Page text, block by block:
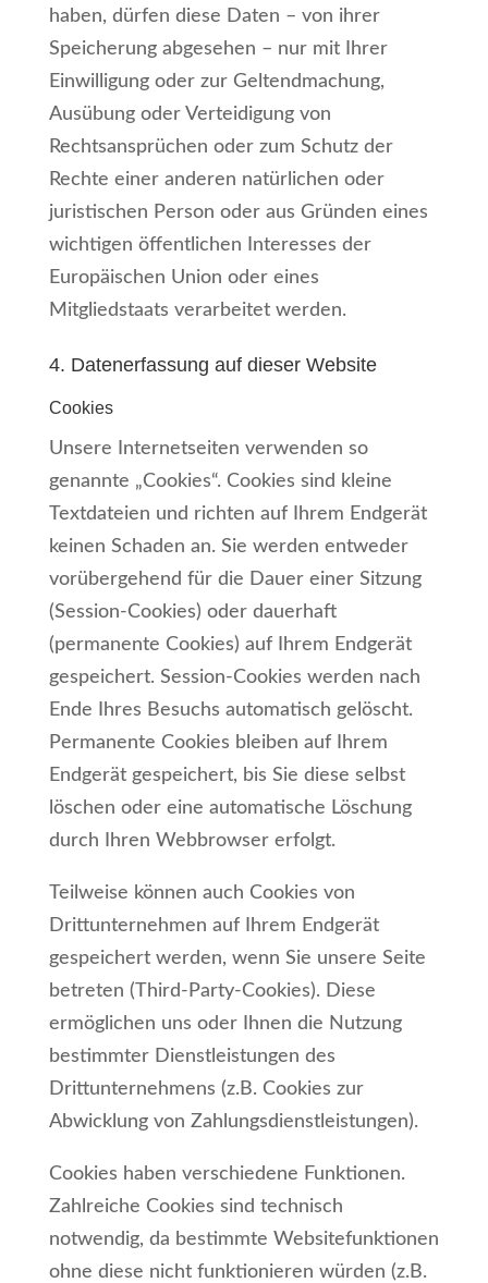
haben, dürfen diese Daten – von ihrer
Speicherung abgesehen – nur mit Ihrer
Einwilligung oder zur Geltendmachung,
Ausübung oder Verteidigung von
Rechtsansprüchen oder zum Schutz der
Rechte einer anderen natürlichen oder
juristischen Person oder aus Gründen eines
wichtigen öffentlichen Interesses der
Europäischen Union oder eines
Mitgliedstaats verarbeitet werden.
4. Datenerfassung auf dieser Website
Cookies
Unsere Internetseiten verwenden so
genannte „Cookies“. Cookies sind kleine
Textdateien und richten auf Ihrem Endgerät
keinen Schaden an. Sie werden entweder
vorübergehend für die Dauer einer Sitzung
(Session-Cookies) oder dauerhaft
(permanente Cookies) auf Ihrem Endgerät
gespeichert. Session-Cookies werden nach
Ende Ihres Besuchs automatisch gelöscht.
Permanente Cookies bleiben auf Ihrem
Endgerät gespeichert, bis Sie diese selbst
löschen oder eine automatische Löschung
durch Ihren Webbrowser erfolgt.
Teilweise können auch Cookies von
Drittunternehmen auf Ihrem Endgerät
gespeichert werden, wenn Sie unsere Seite
betreten (Third-Party-Cookies). Diese
ermöglichen uns oder Ihnen die Nutzung
bestimmter Dienstleistungen des
Drittunternehmens (z.B. Cookies zur
Abwicklung von Zahlungsdienstleistungen).
Cookies haben verschiedene Funktionen.
Zahlreiche Cookies sind technisch
notwendig, da bestimmte Websitefunktionen
ohne diese nicht funktionieren würden (z.B.